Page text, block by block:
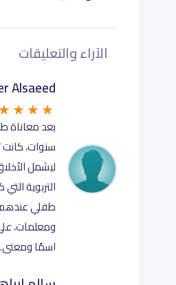
الآراء والتعليقات
Alsaeed
سنوات، كانت
ليشمل
التربوية
طفلي عندهم
ومعلمات،
اسمًا ومعنى.